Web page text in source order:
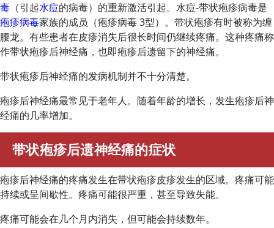
毒 （引起水痘的病毒）的重新激活引起。水痘-带状疱疹病毒是
疱疹病毒家族的成员（疱疹病毒 3型）。带状疱疹有时被称为缠
腰龙。有些患者在皮疹消失后很长时间仍继续疼痛。这种疼痛称
作带状疱疹后神经痛，也即疱疹后遗留下的神经痛。
带状疱疹后神经痛的发病机制并不十分清楚。
疱疹后神经痛最常见于老年人。随着年龄的增长，发生疱疹后神
经痛的几率增加。
带状疱疹后遗神经痛的症状
疱疹后神经痛的疼痛发生在带状疱疹皮疹发生的区域。疼痛可能
持续或呈间歇性。疼痛可能很严重，甚至导致失能。
疼痛可能会在几个月内消失，但可能会持续数年。